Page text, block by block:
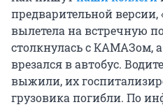
предварительной версии,
вылетела на встречную
столкнулась с КАМАЗом,
врезался в автобус.
выжили, их
грузовика погибли. По